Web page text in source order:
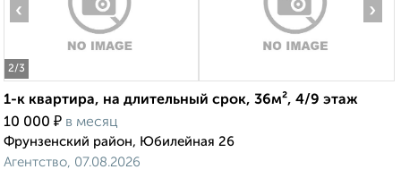
2/3
‹ ›
1-к квартира, на длительный срок, 36м², 4/9 этаж
10 000 ₽ в месяц
Фрунзенский район, Юбилейная 26
Агентство, 07.08.2026